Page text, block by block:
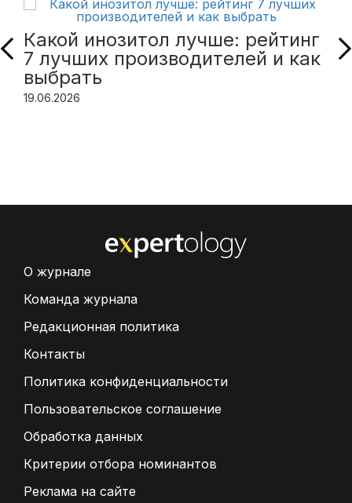
Какой инозитол лучше: рейтинг
7 лучших производителей и как
выбрать
19.06.2026
О журнале
Команда журнала
Редакционная политика
Контакты
Политика конфиденциальности
Пользовательское соглашение
Обработка данных
Критерии отбора номинантов
Реклама на сайте